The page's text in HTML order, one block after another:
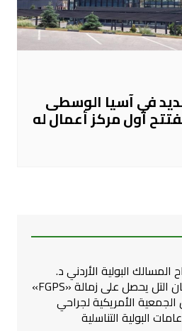
في آسيا الوسطى
المسالك البولية الأردني د.
يمان التل يحصل على زمالة «FGPS»
الأمريكية لجراحي
البولية التناسلية